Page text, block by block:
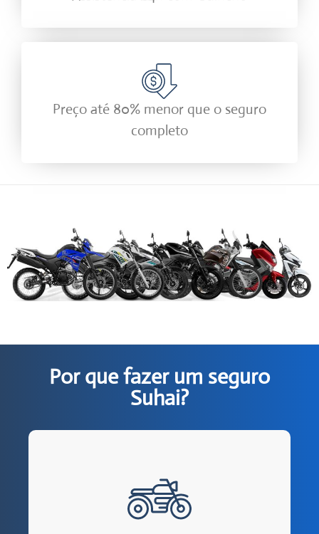
Preço até 80% menor que o seguro
completo
Por que fazer um seguro
Suhai?
exclusivo contra Furto e Roubo.